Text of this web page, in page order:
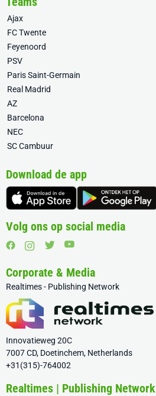
Ajax
FC Twente
Feyenoord
PSV
Paris Saint-Germain
Real Madrid
AZ
Barcelona
NEC
SC Cambuur
Download de app
Volg ons op social media
Corporate & Media
Realtimes - Publishing Network
Innovatieweg 20C
7007 CD, Doetinchem, Netherlands
+31(315)-764002
Realtimes | Publishing Network